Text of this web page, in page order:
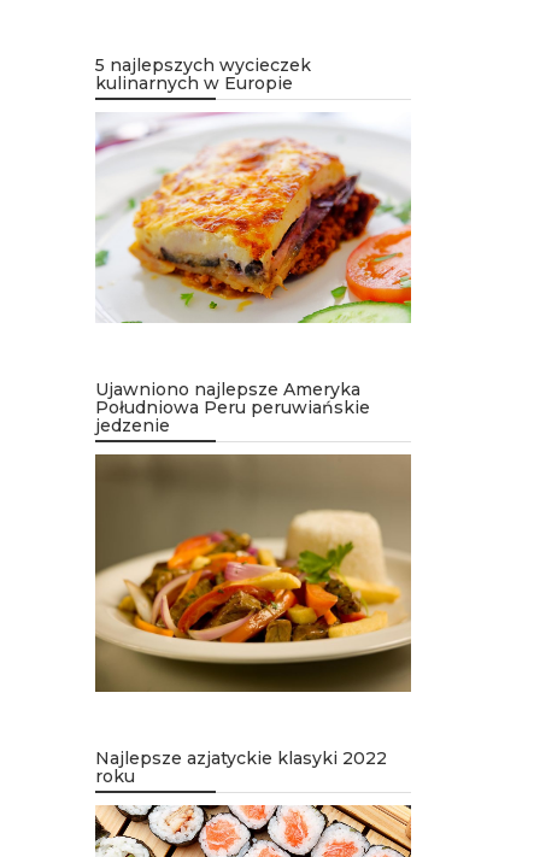
5 najlepszych wycieczek
kulinarnych w Europie
Ujawniono najlepsze Ameryka
Południowa Peru peruwiańskie
jedzenie
Najlepsze azjatyckie klasyki 2022
roku